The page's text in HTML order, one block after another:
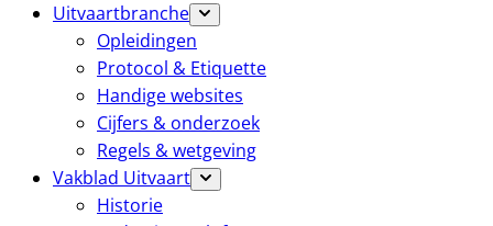
Uitvaartbranche
Opleidingen
Protocol & Etiquette
Handige websites
Cijfers & onderzoek
Regels & wetgeving
Vakblad Uitvaart
Historie